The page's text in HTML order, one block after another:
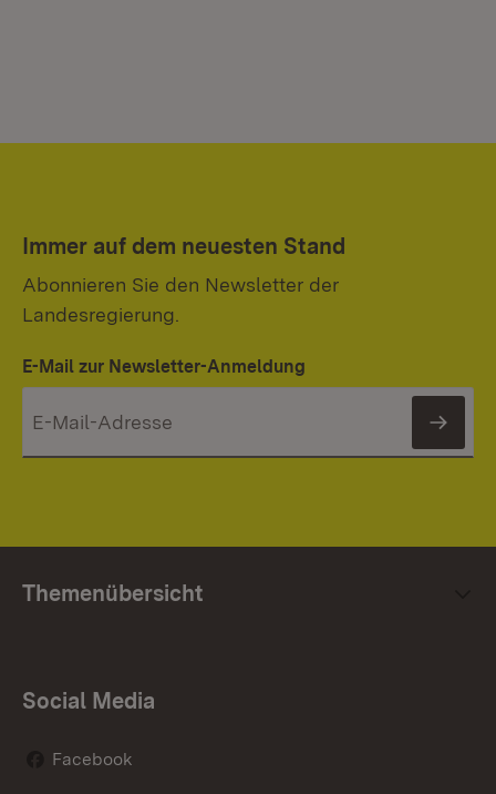
Immer auf dem neuesten Stand
Abonnieren Sie den Newsletter der
Landesregierung.
E-Mail zur Newsletter-Anmeldung
Themenübersicht
Social Media
Facebook